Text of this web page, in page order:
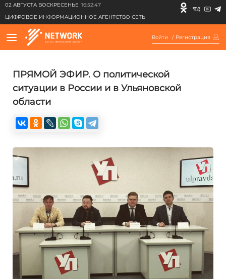
02 АВГУСТА ВОСКРЕСЕНЬЕ 16:52:47
ЦИФРОВОЕ ИНФОРМАЦИОННОЕ АГЕНТСТВО СЕТЬ
Войти / Регистрация
ПРЯМОЙ ЭФИР. О политической
ситуации в России и в Ульяновской
области